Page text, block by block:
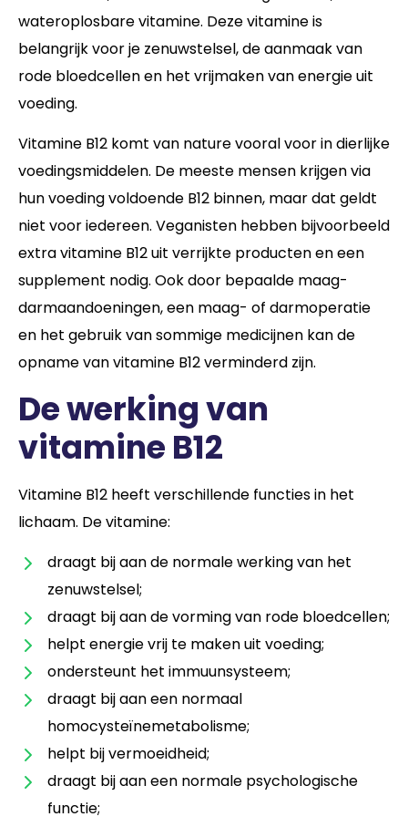
wateroplosbare vitamine. Deze vitamine is
belangrijk voor je zenuwstelsel, de aanmaak van
rode bloedcellen en het vrijmaken van energie uit
voeding.
Vitamine B12 komt van nature vooral voor in dierlijke
voedingsmiddelen. De meeste mensen krijgen via
hun voeding voldoende B12 binnen, maar dat geldt
niet voor iedereen. Veganisten hebben bijvoorbeeld
extra vitamine B12 uit verrijkte producten en een
supplement nodig. Ook door bepaalde maag-
darmaandoeningen, een maag- of darmoperatie
en het gebruik van sommige medicijnen kan de
opname van vitamine B12 verminderd zijn.
De werking van
vitamine B12
Vitamine B12 heeft verschillende functies in het
lichaam. De vitamine:
draagt bij aan de normale werking van het
zenuwstelsel;
draagt bij aan de vorming van rode bloedcellen;
helpt energie vrij te maken uit voeding;
ondersteunt het immuunsysteem;
draagt bij aan een normaal
homocysteïnemetabolisme;
helpt bij vermoeidheid;
draagt bij aan een normale psychologische
functie;